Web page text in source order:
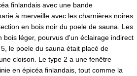
finlandais avec une bande
à merveille avec les charnières noires
en bois noir du poele de sauna. Les
bois léger, pourvus d'un éclairage indirect
le poele du sauna était placé de
cloison. Le type 2 a une fenêtre
en épicéa finlandais, tout comme la